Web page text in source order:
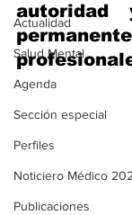
Actualidad
Salud Mental
Agenda
Sección especial
Perfiles
Noticiero Médico
Publicaciones